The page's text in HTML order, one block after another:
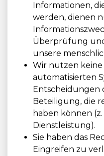
Informationen,
werden, dienen
Überprüfung
unsere
Wir nutzen
automatisierten
Entscheidungen
Beteiligung, die
haben können
Dienstleistung).
Sie haben das
Eingreifen zu